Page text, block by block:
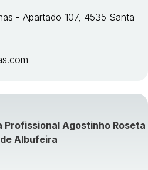
- Apartado 107, 4535 Santa
Profissional Agostinho Roseta
Albufeira